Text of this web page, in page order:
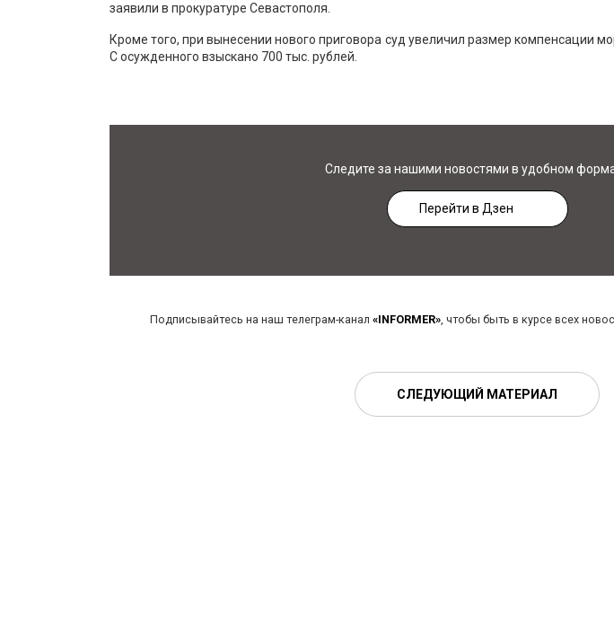
заявили в прокуратуре Севастополя.
Кроме того, при вынесении нового приговора суд увеличил размер компенсации
С осужденного взыскано 700 тыс. рублей.
Следите за нашими новостями в удобном
Перейти в Дзен
Подписывайтесь на наш телеграм-канал «INFORMER», чтобы быть в курсе всех
СЛЕДУЮЩИЙ МАТЕРИАЛ